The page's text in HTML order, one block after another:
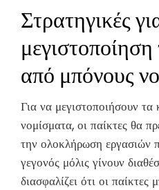
Στρατηγικές
από μπόνους
Για να μεγιστοποιήσουν
νομίσματα, οι παίκτες θα
την ολοκλήρωση εργασιών
γεγονός μόλις γίνουν
διασφαλίζει ότι οι